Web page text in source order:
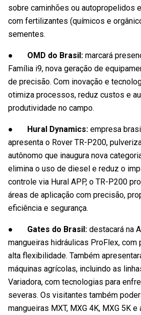
sobre caminhões ou autopropelidos
com fertilizantes (químicos e
sementes.
● OMD do Brasil: marcará
Família i9, nova geração de
de precisão. Com inovação e
otimiza processos, reduz custos e
produtividade no campo.
● Hural Dynamics: empresa
apresenta o Rover TR-P200,
autônomo que inaugura nova
elimina o uso de diesel e reduz o
controle via Hural APP, o TR-P200
áreas de aplicação com precisão,
eficiência e segurança.
● Gates do Brasil: destacará na
mangueiras hidráulicas ProFlex, com
alta flexibilidade. Também
máquinas agrícolas, incluindo as
Variadora, com tecnologias para
severas. Os visitantes também
mangueiras MXT, MXG 4K, MXG 5K